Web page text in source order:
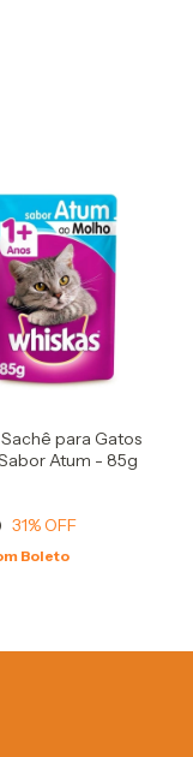
para Gatos
Atum - 85g
31% OFF
Boleto